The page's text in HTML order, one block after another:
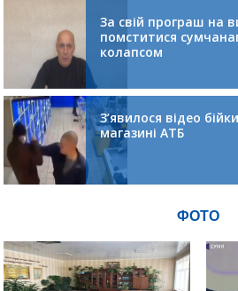
За свій програш на
помститися
колапсом
З’явилося відео
магазині АТБ
ФОТО